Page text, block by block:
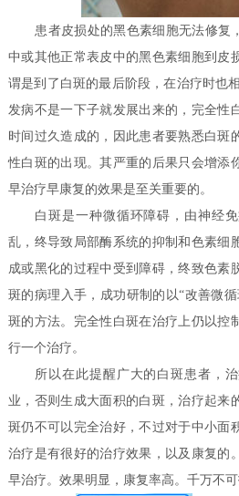
患者皮损处的黑色素细胞无法修复
中或其他正常表皮中的黑色素细胞到皮
谓是到了白斑的最后阶段，在治疗时也
发病不是一下子就发展出来的，完全性
时间过久造成的，因此患者要熟悉白斑
性白斑的出现。其严重的后果只会增添
早治疗早康复的效果是至关重要的。
白斑是一种微循环障碍，由神经
乱，终导致局部酶系统的抑制和色素细
成或黑化的过程中受到障碍，终致色素
斑的病理入手，成功研制的以“改善微
斑的方法。完全性白斑在治疗上仍以控
行一个治疗。
所以在此提醒广大的白斑患者，
业，否则生成大面积的白斑，治疗起来
斑仍不可以完全治好，不过对于中小面
治疗是有很好的治疗效果，以及康复的
早治疗。效果明显，康复率高。千万不可